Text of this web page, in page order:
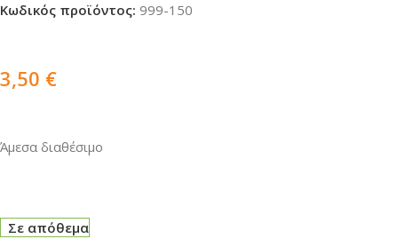
Κωδικός προϊόντος: 999-150
3,50 €
Άμεσα διαθέσιμο
Σε απόθεμα